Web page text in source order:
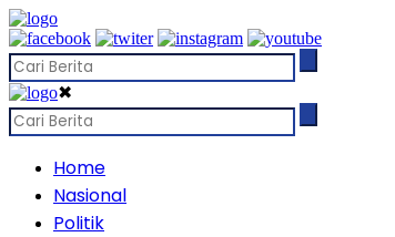
✖
Home
Nasional
Politik